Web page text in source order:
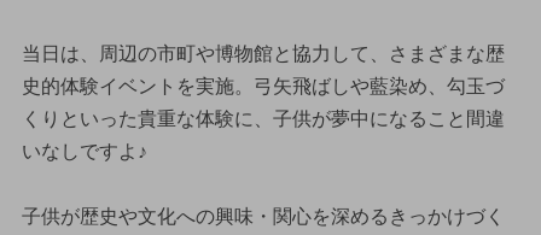
当日は、周辺の市町や博物館と協力して、さまざまな歴
史的体験イベントを実施。弓矢飛ばしや藍染め、勾玉づ
くりといった貴重な体験に、子供が夢中になること間違
いなしですよ♪
子供が歴史や文化への興味・関心を深めるきっかけづく